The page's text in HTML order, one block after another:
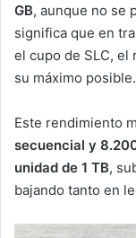
GB, aunque no se
significa que en
el cupo de SLC, el
su máximo posible.
Este rendimiento
secuencial y
unidad de 1 TB,
bajando tanto en